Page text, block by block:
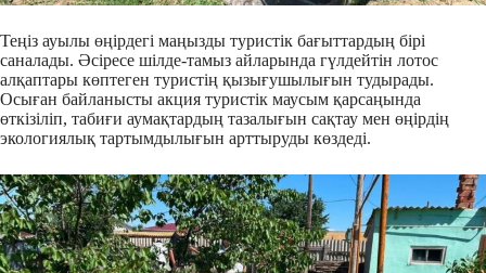
Теңіз ауылы өңірдегі маңызды туристік бағыттардың бірі
саналады. Әсіресе шілде-тамыз айларында гүлдейтін лотос
алқаптары көптеген туристің қызығушылығын тудырады.
Осыған байланысты акция туристік маусым қарсаңында
өткізіліп, табиғи аумақтардың тазалығын сақтау мен өңірдің
экологиялық тартымдылығын арттыруды көздеді.